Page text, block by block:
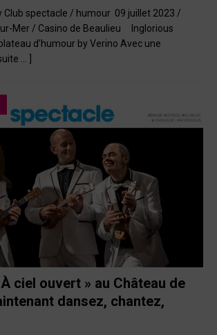
Club spectacle / humour 09 juillet 2023 /
Mer / Casino de Beaulieu Inglorious
d’humour by Verino Avec une
… ]
ciel ouvert » au Château de
dansez, chantez,